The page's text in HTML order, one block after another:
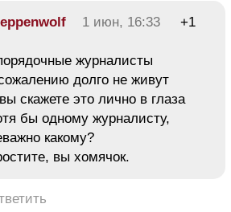
1 июн, 16:33 +1
журналисты
долго не живут
скажете это лично в глаза
бы одному журналисту,
какому?
вы хомячок.